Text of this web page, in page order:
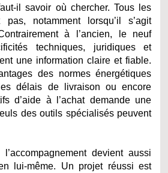
il savoir où chercher. Tous les
notamment lorsqu’il s’agit
à l’ancien, le neuf
techniques, juridiques et
une information claire et fiable.
des normes énergétiques
délais de livraison ou encore
d’aide à l’achat demande une
des outils spécialisés peuvent
devient aussi
lui-même. Un projet réussi est